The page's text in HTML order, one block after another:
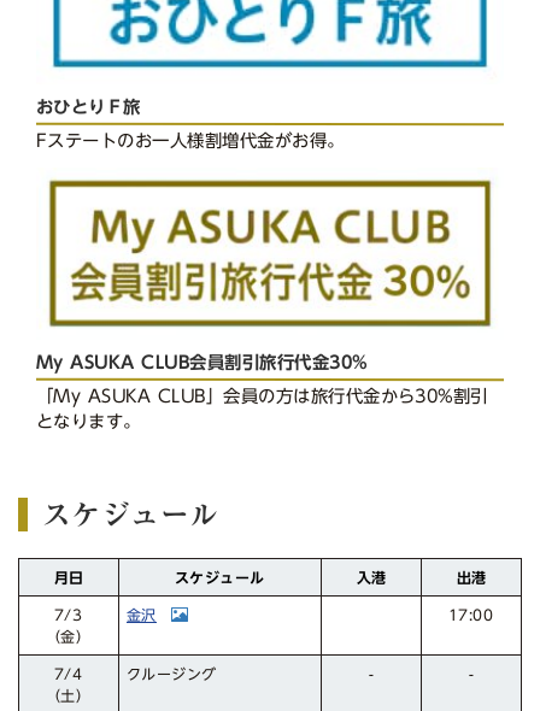
おひとりＦ旅
Fステートのお一人様割増代金がお得。
My ASUKA CLUB会員割引旅行代金30%
「My ASUKA CLUB」会員の方は旅行代金から30%割引
となります。
スケジュール
月日 スケジュール 入港 出港
7/3
（金）
金沢 17:00
7/4
（土）
クルージング - -